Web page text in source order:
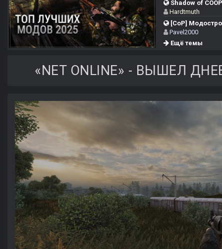
Shadow of COOP
Hardtmuth
[CoP]
Pavel2000
Ещё темы
«NET ONLINE» - ВЫШЕЛ